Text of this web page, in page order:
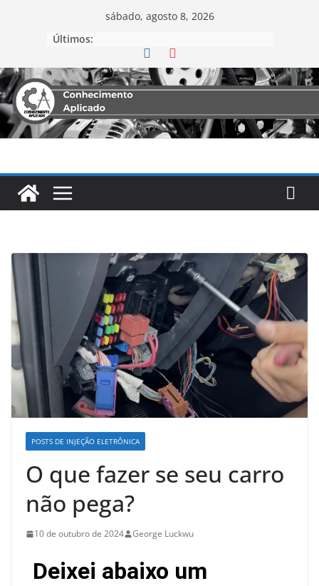
sábado, agosto 8, 2026
Últimos:
POSTS DE INJEÇÃO ELETRÔNICA
O que fazer se seu carro
não pega?
10 de outubro de 2024 George Luckwu
Deixei abaixo um